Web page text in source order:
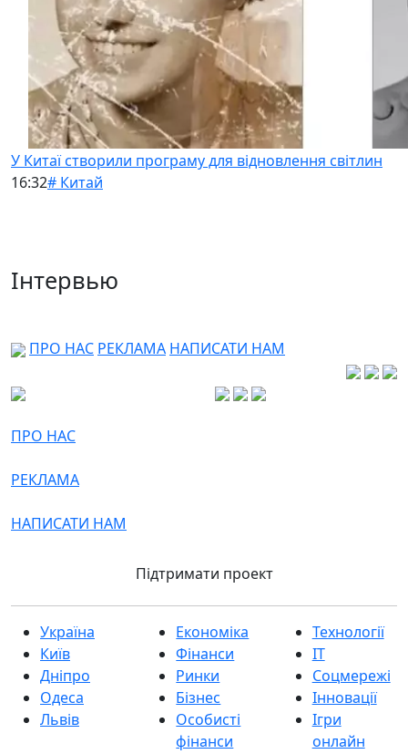
У Китаї створили програму для відновлення світлин
16:32# Китай
Інтервью
ПРО НАС РЕКЛАМА НАПИСАТИ НАМ
ПРО НАС
РЕКЛАМА
НАПИСАТИ НАМ
Підтримати проект
Україна
Київ
Дніпро
Одеса
Львів
Економіка
Фінанси
Ринки
Бізнес
Особисті
фінанси
Технології
IT
Соцмережі
Інновації
Ігри
онлайн